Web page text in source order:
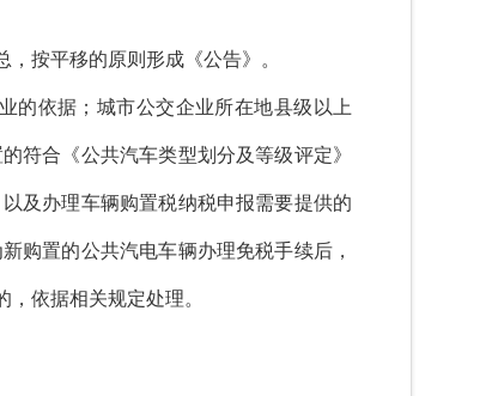
按平移的原则形成《公告》。
依据；城市公交企业所在地县级以上
符合《公共汽车类型划分及等级评定》
及办理车辆购置税纳税申报需要提供的
购置的公共汽电车辆办理免税手续后，
依据相关规定处理。